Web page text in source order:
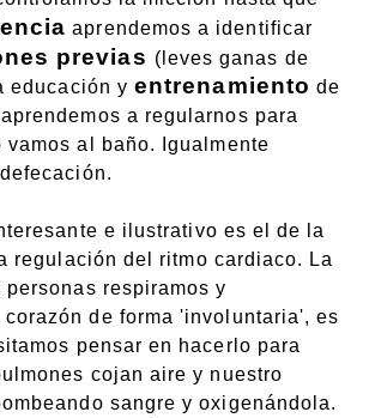
aprendemos a identificar
previas (leves ganas de
educación yentrenamiento de
a regularnos para
al baño. Igualmente
e ilustrativo es el de la
regulación del ritmo cardiaco. La
respiramos y
corazón de forma 'involuntaria', es
pensar en hacerlo para
cojan aire y nuestro
sangre y oxigenándola.